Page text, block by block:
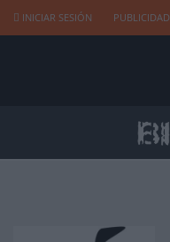
INICIAR SESIÓN PUBLICIDAD